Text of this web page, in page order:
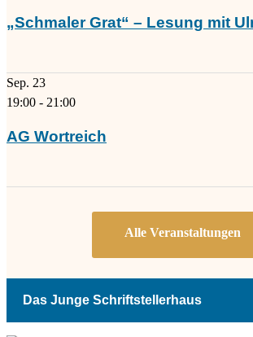
„Schmaler Grat“ – Lesung mit
Sep. 23
19:00 - 21:00
AG Wortreich
Das Junge Schriftstellerhaus